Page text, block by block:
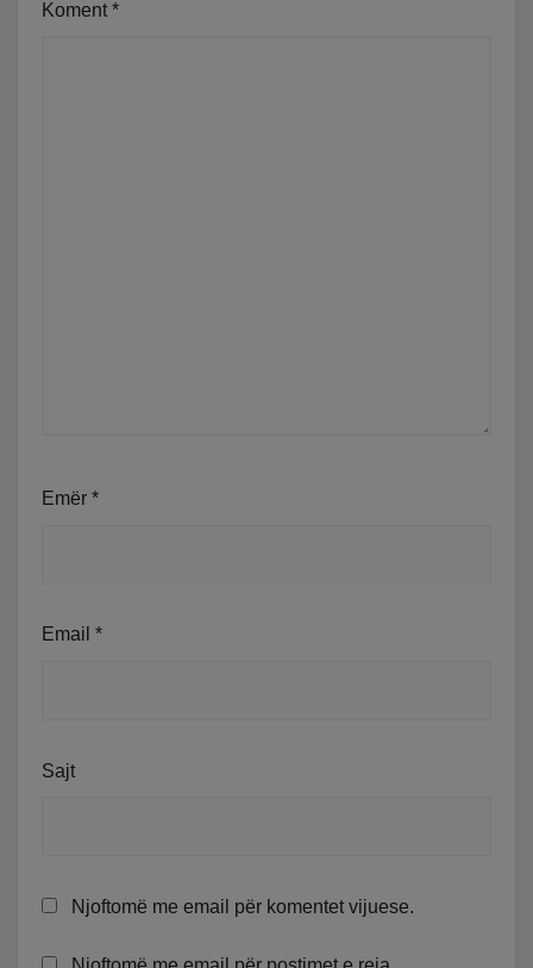
Koment *
Emër *
Email *
Sajt
Njoftomë me email për komentet vijuese.